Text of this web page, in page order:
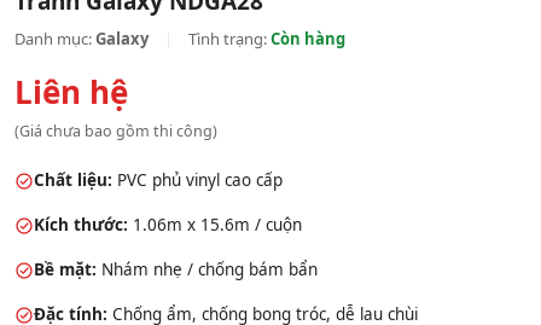
Danh mục:Galaxy Tình trạng:Còn hàng
Liên hệ
(Giá chưa bao gồm thi công)
Chất liệu: PVC phủ vinyl cao cấp
Kích thước: 1.06m x 15.6m / cuộn
Bề mặt: Nhám nhẹ / chống bám bẩn
Đặc tính: Chống ẩm, chống bong tróc, dễ lau chùi